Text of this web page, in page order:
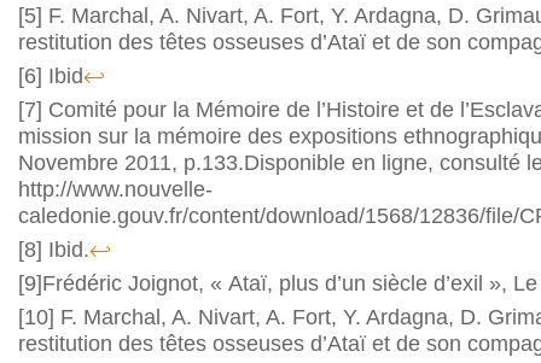
[5] F. Marchal, A. Nivart, A. Fort, Y. Ardagna, D.
restitution des têtes osseuses d’Ataï et de son
[6] Ibid↩
[7] Comité pour la Mémoire de l’Histoire et de
mission sur la mémoire des expositions
Novembre 2011, p.133.Disponible en ligne, consulté
http://www.nouvelle-
caledonie.gouv.fr/content/download/1568/12836/file/
[8] Ibid.↩
[9]Frédéric Joignot, « Ataï, plus d’un siècle d’exil »,
[10] F. Marchal, A. Nivart, A. Fort, Y. Ardagna, D.
restitution des têtes osseuses d’Ataï et de son